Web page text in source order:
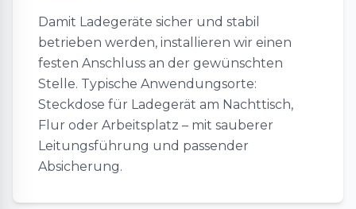
Damit Ladegeräte sicher und stabil
betrieben werden, installieren wir einen
festen Anschluss an der gewünschten
Stelle. Typische Anwendungsorte:
Steckdose für Ladegerät am Nachttisch,
Flur oder Arbeitsplatz – mit sauberer
Leitungsführung und passender
Absicherung.